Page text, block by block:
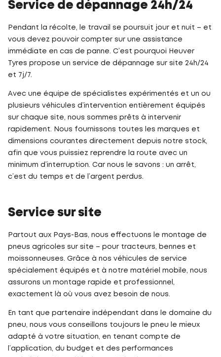
Service de dépannage 24h/24
Pendant la récolte, le travail se poursuit jour et nuit – et
vous devez pouvoir compter sur une assistance
immédiate en cas de panne. C’est pourquoi Heuver
Tyres propose un service de dépannage sur site 24h/24
et 7j/7.
Avec une équipe de spécialistes expérimentés et un ou
plusieurs véhicules d’intervention entièrement équipés
sur chaque site, nous sommes prêts à intervenir
rapidement. Nous fournissons toutes les marques et
dimensions courantes directement depuis notre stock,
afin que vous puissiez reprendre la route avec un
minimum d’interruption. Car nous le savons : un arrêt,
c’est du temps et de l’argent perdus.
Service sur site
Partout aux Pays-Bas, nous effectuons le montage de
pneus agricoles sur site – pour tracteurs, bennes et
moissonneuses. Grâce à nos véhicules de service
spécialement équipés et à notre matériel mobile, nous
assurons un montage rapide et professionnel,
exactement là où vous avez besoin de nous.
En tant que partenaire indépendant dans le domaine du
pneu, nous vous conseillons toujours le pneu le mieux
adapté à votre situation, en tenant compte de
l’application, du budget et des performances